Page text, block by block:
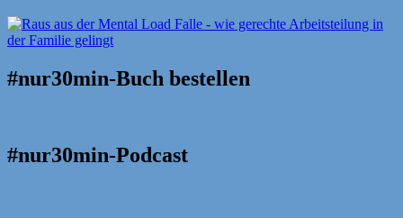
#nur30min-Buch bestellen
#nur30min-Podcast